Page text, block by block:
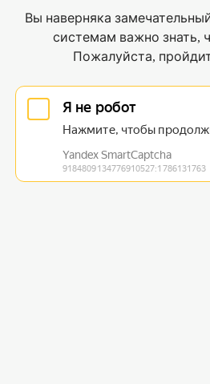
Вы наверняка
системам важно знать,
Пожалуйста,